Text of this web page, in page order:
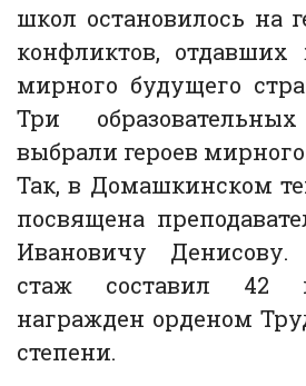
школ остановилось на
конфликтов,
мирного будущего
Три
выбрали героев
Так, в Домашкинском
посвящена
Ивановичу Денисову.
стаж составил 42
награжден орденом
степени.